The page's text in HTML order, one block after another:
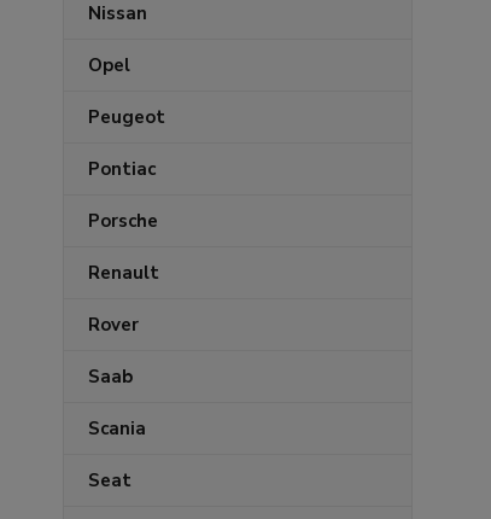
Nissan
Opel
Peugeot
Pontiac
Porsche
Renault
Rover
Saab
Scania
Seat